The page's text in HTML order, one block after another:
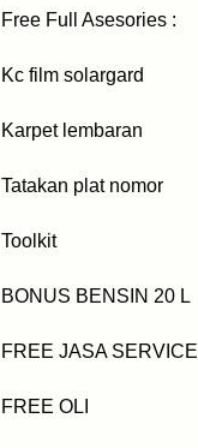
Free Full Asesories :
Kc film solargard
Karpet lembaran
Tatakan plat nomor
Toolkit
BONUS BENSIN 20 L
FREE JASA SERVICE
FREE OLI